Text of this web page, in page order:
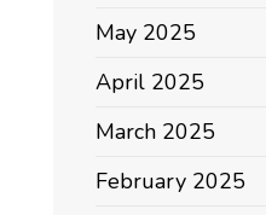
May 2025
April 2025
March 2025
February 2025